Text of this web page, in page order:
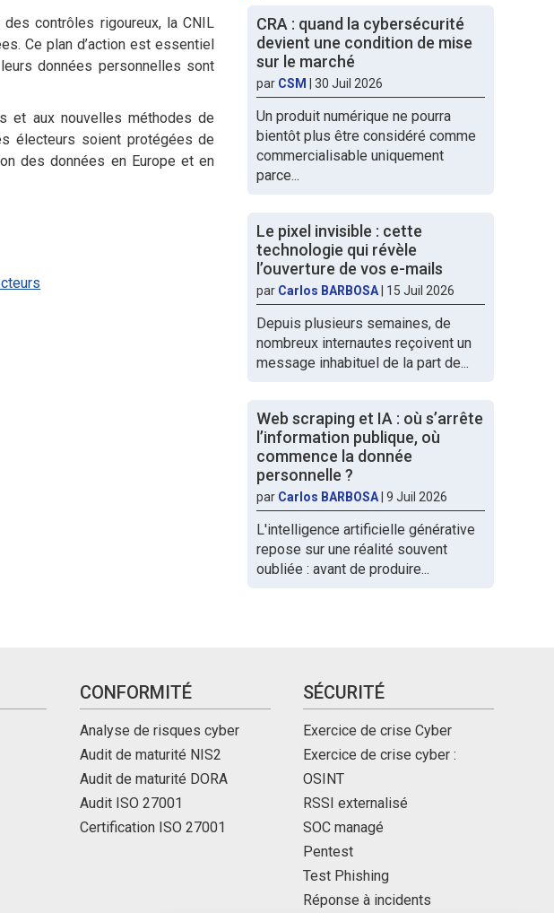
contrôles rigoureux, la CNIL
Ce plan d’action est essentiel
données personnelles sont
et aux nouvelles méthodes de
électeurs soient protégées de
des données en Europe et en
CRA : quand la cybersécurité
devient une condition de mise
sur le marché
par CSM | 30 Juil 2026
Un produit numérique ne pourra
bientôt plus être considéré comme
commercialisable uniquement
parce...
Le pixel invisible : cette
technologie qui révèle
l’ouverture de vos e-mails
par Carlos BARBOSA| 15 Juil 2026
Depuis plusieurs semaines, de
nombreux internautes reçoivent un
message inhabituel de la part de...
Web scraping et IA : où s’arrête
l’information publique, où
commence la donnée
personnelle ?
par Carlos BARBOSA| 9 Juil 2026
L'intelligence artificielle générative
repose sur une réalité souvent
oubliée : avant de produire...
CONFORMITÉ
Analyse de risques cyber
Audit de maturité NIS2
Audit de maturité DORA
Audit ISO 27001
Certification ISO 27001
SÉCURITÉ
Exercice de crise Cyber
Exercice de crise cyber :
OSINT
RSSI externalisé
SOC managé
Pentest
Test Phishing
Réponse à incidents